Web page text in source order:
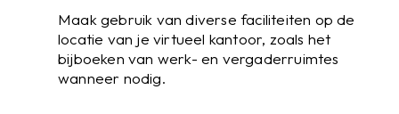
Maak gebruik van diverse faciliteiten op de
locatie van je virtueel kantoor, zoals het
bijboeken van werk- en vergaderruimtes
wanneer nodig.